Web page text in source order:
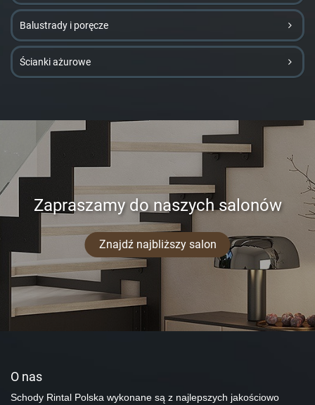
Balustrady i poręcze
Ścianki ażurowe
Zapraszamy do naszych salonów
Znajdź najbliższy salon
O nas
Schody Rintal Polska wykonane są z najlepszych jakościowo